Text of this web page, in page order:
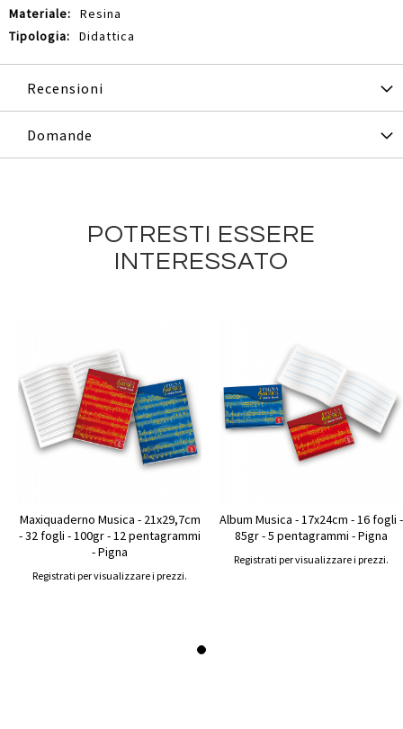
Resina
Didattica
Recensioni
Domande
POTRESTI ESSERE
INTERESSATO
Maxiquaderno Musica - 21x29,7cm
- 32 fogli - 100gr - 12 pentagrammi
- Pigna
Registrati per visualizzare i prezzi.
Album Musica - 17x24cm - 16 fogli -
85gr - 5 pentagrammi - Pigna
Registrati per visualizzare i prezzi.